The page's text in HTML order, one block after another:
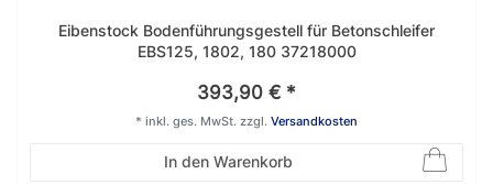
Eibenstock Bodenführungsgestell für Betonschleifer
EBS125, 1802, 180 37218000
393,90 € *
In den Warenkorb
* inkl. ges. MwSt. zzgl. Versandkosten